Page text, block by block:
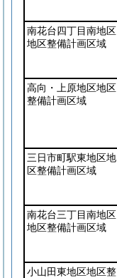
南花台四丁目南地区
地区整備計画区域
高向・上原地区地区
整備計画区域
三日市町駅東地区地
区整備計画区域
南花台三丁目南地区
地区整備計画区域
小山田東地区地区整